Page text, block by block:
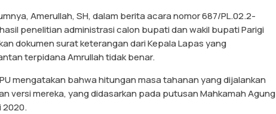
Amerullah, SH, dalam berita acara nomor 687/PL.02.2-
penelitian administrasi calon bupati dan wakil bupati Parigi
dokumen surat keterangan dari Kepala Lapas yang
terpidana Amrullah tidak benar.
mengatakan bahwa hitungan masa tahanan yang dijalankan
versi mereka, yang didasarkan pada putusan Mahkamah Agung
2020.